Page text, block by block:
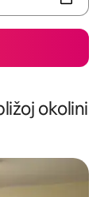
okolini